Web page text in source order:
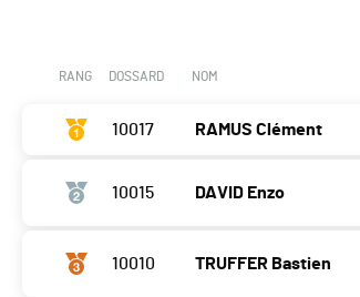
RANG DOSSARD NOM
10017 RAMUS Clément
10015 DAVID Enzo
10010 TRUFFER Bastien